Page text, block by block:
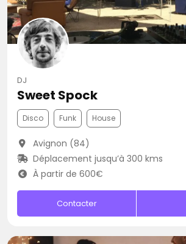
DJ
Sweet Spock
Disco Funk House
Avignon (84)
Déplacement jusqu’à 300 kms
À partir de 600€
Contacter